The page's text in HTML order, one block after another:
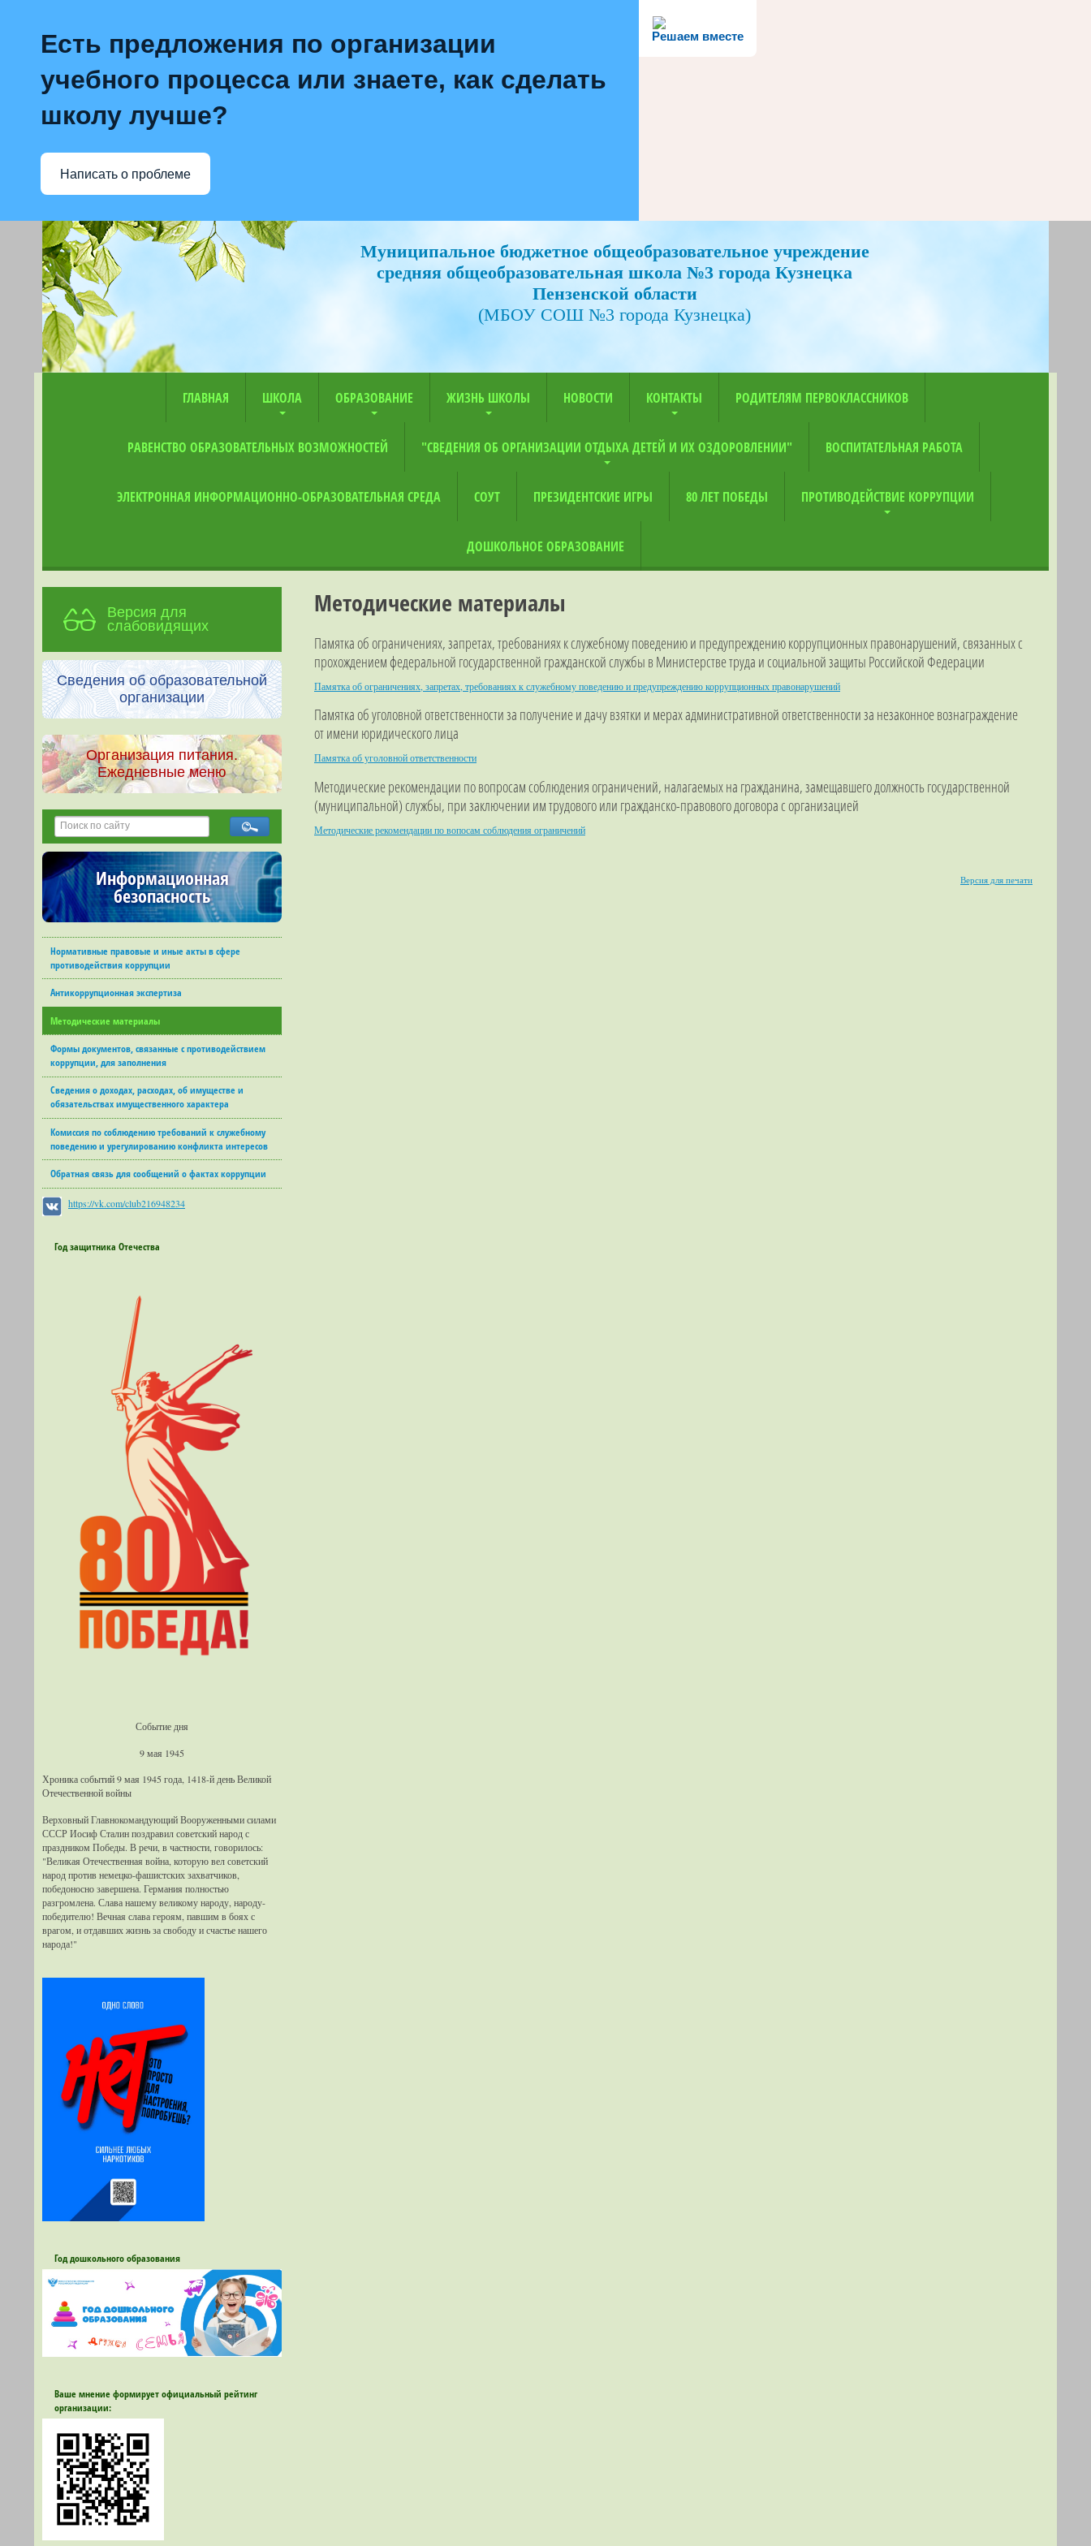
Решаем вместе
Есть предложения по организации
учебного процесса или знаете, как сделать
школу лучше?
Написать о проблеме
Муниципальное бюджетное общеобразовательное учреждение
средняя общеобразовательная школа №3 города Кузнецка
Пензенской области
(МБОУ СОШ №3 города Кузнецка)
ГЛАВНАЯ ШКОЛА ОБРАЗОВАНИЕ ЖИЗНЬ ШКОЛЫ НОВОСТИ КОНТАКТЫ РОДИТЕЛЯМ ПЕРВОКЛАССНИКОВ
РАВЕНСТВО ОБРАЗОВАТЕЛЬНЫХ ВОЗМОЖНОСТЕЙ "СВЕДЕНИЯ ОБ ОРГАНИЗАЦИИ ОТДЫХА ДЕТЕЙ И ИХ ОЗДОРОВЛЕНИИ" ВОСПИТАТЕЛЬНАЯ РАБОТА
ЭЛЕКТРОННАЯ ИНФОРМАЦИОННО-ОБРАЗОВАТЕЛЬНАЯ СРЕДА СОУТ ПРЕЗИДЕНТСКИЕ ИГРЫ 80 ЛЕТ ПОБЕДЫ ПРОТИВОДЕЙСТВИЕ КОРРУПЦИИ
ДОШКОЛЬНОЕ ОБРАЗОВАНИЕ
Версия для
слабовидящих
Сведения об образовательной
организации
Организация питания.
Ежедневные меню
Информационная
безопасность
Нормативные правовые и иные акты в сфере
противодействия коррупции
Антикоррупционная экспертиза
Методические материалы
Формы документов, связанные с противодействием
коррупции, для заполнения
Сведения о доходах, расходах, об имуществе и
обязательствах имущественного характера
Комиссия по соблюдению требований к служебному
поведению и урегулированию конфликта интересов
Обратная связь для сообщений о фактах коррупции
https://vk.com/club216948234
Год защитника Отечества
Событие дня
9 мая 1945
Хроника событий 9 мая 1945 года, 1418-й день Великой
Отечественной войны
Верховный Главнокомандующий Вооруженными силами
СССР Иосиф Сталин поздравил советский народ с
праздником Победы. В речи, в частности, говорилось:
"Великая Отечественная война, которую вел советский
народ против немецко-фашистских захватчиков,
победоносно завершена. Германия полностью
разгромлена. Слава нашему великому народу, народу-
победителю! Вечная слава героям, павшим в боях с
врагом, и отдавших жизнь за свободу и счастье нашего
народа!"
Год дошкольного образования
Ваше мнение формирует официальный рейтинг
организации:
Методические материалы
Памятка об ограничениях, запретах, требованиях к служебному поведению и предупреждению коррупционных правонарушений, связанных с
прохождением федеральной государственной гражданской службы в Министерстве труда и социальной защиты Российской Федерации
Памятка об ограничениях, запретах, требованиях к служебному поведению и предупреждению коррупционных правонарушений
Памятка об уголовной ответственности за получение и дачу взятки и мерах административной ответственности за незаконное вознаграждение
от имени юридического лица
Памятка об уголовной ответственности
Методические рекомендации по вопросам соблюдения ограничений, налагаемых на гражданина, замещавшего должность государственной
(муниципальной) службы, при заключении им трудового или гражданско-правового договора с организацией
Методические рекомендации по вопосам соблюдения ограничений
Версия для печати